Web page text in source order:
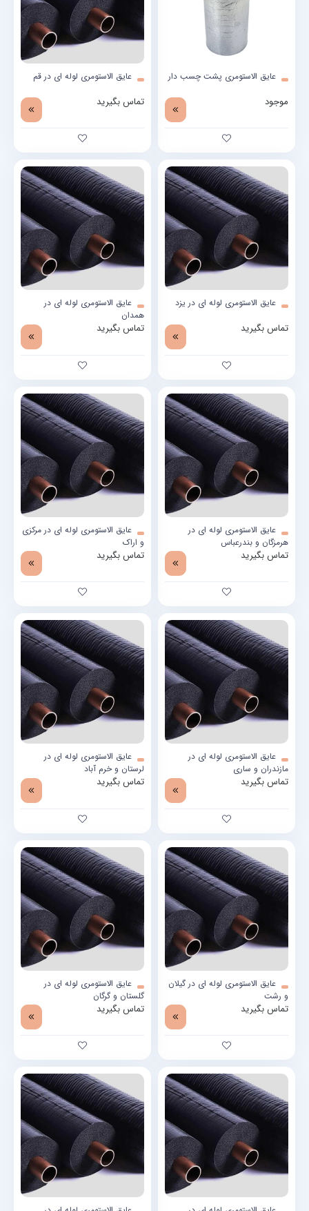
عایق الاستومری پشت چسب دار
موجود
عایق الاستومری لوله ای در قم
تماس بگیرید
عایق الاستومری لوله ای در یزد
تماس بگیرید
عایق الاستومری لوله ای در
همدان
تماس بگیرید
عایق الاستومری لوله ای در
هرمزگان و بندرعباس
تماس بگیرید
عایق الاستومری لوله ای در مرکزی
و اراک
تماس بگیرید
عایق الاستومری لوله ای در
مازندران و ساری
تماس بگیرید
عایق الاستومری لوله ای در
لرستان و خرم آباد
تماس بگیرید
عایق الاستومری لوله ای در گیلان
و رشت
تماس بگیرید
عایق الاستومری لوله ای در
گلستان و گرگان
تماس بگیرید